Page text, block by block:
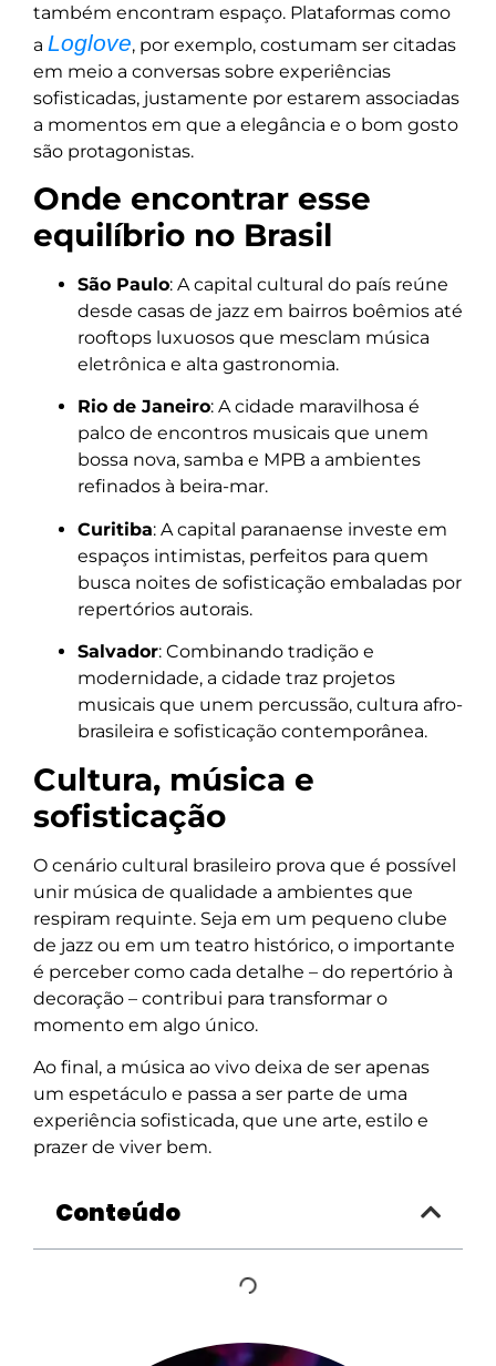
também encontram espaço. Plataformas como
a Loglove, por exemplo, costumam ser citadas
em meio a conversas sobre experiências
sofisticadas, justamente por estarem associadas
a momentos em que a elegância e o bom gosto
são protagonistas.
Onde encontrar esse
equilíbrio no Brasil
São Paulo: A capital cultural do país reúne
desde casas de jazz em bairros boêmios até
rooftops luxuosos que mesclam música
eletrônica e alta gastronomia.
Rio de Janeiro: A cidade maravilhosa é
palco de encontros musicais que unem
bossa nova, samba e MPB a ambientes
refinados à beira-mar.
Curitiba: A capital paranaense investe em
espaços intimistas, perfeitos para quem
busca noites de sofisticação embaladas por
repertórios autorais.
Salvador: Combinando tradição e
modernidade, a cidade traz projetos
musicais que unem percussão, cultura afro-
brasileira e sofisticação contemporânea.
Cultura, música e
sofisticação
O cenário cultural brasileiro prova que é possível
unir música de qualidade a ambientes que
respiram requinte. Seja em um pequeno clube
de jazz ou em um teatro histórico, o importante
é perceber como cada detalhe – do repertório à
decoração – contribui para transformar o
momento em algo único.
Ao final, a música ao vivo deixa de ser apenas
um espetáculo e passa a ser parte de uma
experiência sofisticada, que une arte, estilo e
prazer de viver bem.
Conteúdo